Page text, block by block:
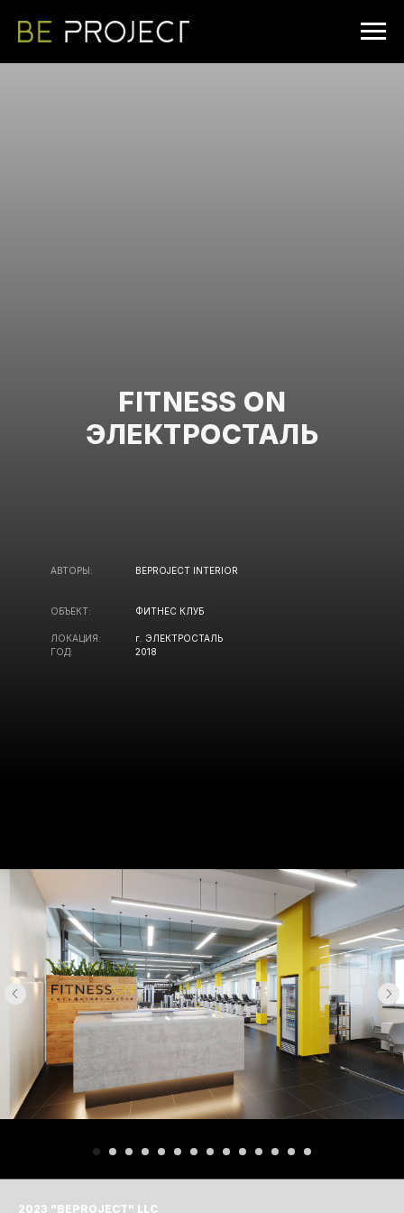
FITNESS ON
ЭЛЕКТРОСТАЛЬ
АВТОРЫ:
ОБЪЕКТ:
ЛОКАЦИЯ:
ГОД:
BEPROJECT INTERIOR
ФИТНЕС КЛУБ
г. ЭЛЕКТРОСТАЛЬ
2018
2023 "BЕPROJECT" LLC